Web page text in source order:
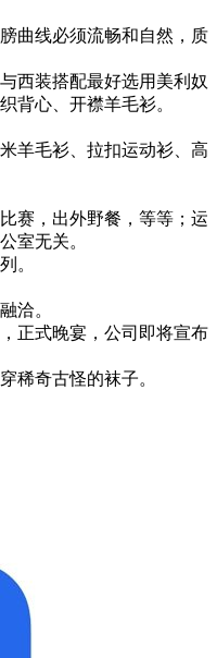
曲线必须流畅和自然，质
西装搭配最好选用美利奴
背心、开襟羊毛衫。
羊毛衫、拉扣运动衫、高
赛，出外野餐，等等；运
室无关。
。
洽。
正式晚宴，公司即将宣布
稀奇古怪的袜子。